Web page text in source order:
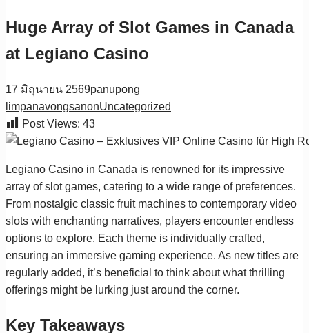
Huge Array of Slot Games in Canada
at Legiano Casino
17 มิถุนายน 2569panupong
limpanavongsanonUncategorized
Post Views: 43
Legiano Casino in Canada is renowned for its impressive
array of slot games, catering to a wide range of preferences.
From nostalgic classic fruit machines to contemporary video
slots with enchanting narratives, players encounter endless
options to explore. Each theme is individually crafted,
ensuring an immersive gaming experience. As new titles are
regularly added, it’s beneficial to think about what thrilling
offerings might be lurking just around the corner.
Key Takeaways